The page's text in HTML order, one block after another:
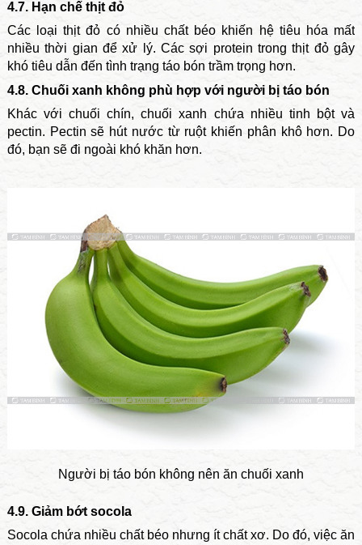
4.7. Hạn chế thịt đỏ
Các loại thịt đỏ có nhiều chất béo khiến hệ tiêu hóa mất
nhiều thời gian để xử lý. Các sợi protein trong thịt đỏ gây
khó tiêu dẫn đến tình trạng táo bón trầm trọng hơn.
4.8. Chuối xanh không phù hợp với người bị táo bón
Khác với chuối chín, chuối xanh chứa nhiều tinh bột và
pectin. Pectin sẽ hút nước từ ruột khiến phân khô hơn. Do
đó, bạn sẽ đi ngoài khó khăn hơn.
Người bị táo bón không nên ăn chuối xanh
4.9. Giảm bớt socola
Socola chứa nhiều chất béo nhưng ít chất xơ. Do đó, việc ăn